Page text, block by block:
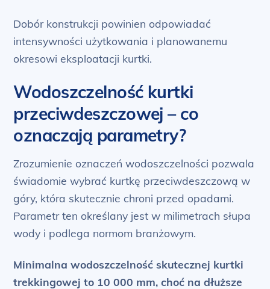
Dobór konstrukcji powinien odpowiadać
intensywności użytkowania i planowanemu
okresowi eksploatacji kurtki.
Wodoszczelność kurtki
przeciwdeszczowej – co
oznaczają parametry?
Zrozumienie oznaczeń wodoszczelności pozwala
świadomie wybrać kurtkę przeciwdeszczową w
góry, która skutecznie chroni przed opadami.
Parametr ten określany jest w milimetrach słupa
wody i podlega normom branżowym.
Minimalna wodoszczelność skutecznej kurtki
trekkingowej to 10 000 mm, choć na dłuższe